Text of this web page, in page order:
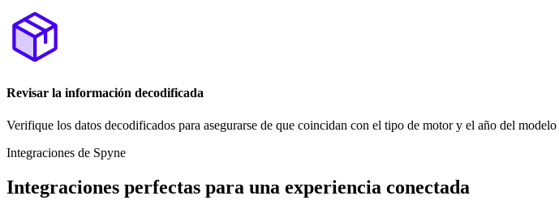
Revisar la información decodificada
Verifique los datos decodificados para asegurarse de que coincidan con el tipo de motor y el año del
Integraciones de Spyne
Integraciones perfectas para una experiencia conectada